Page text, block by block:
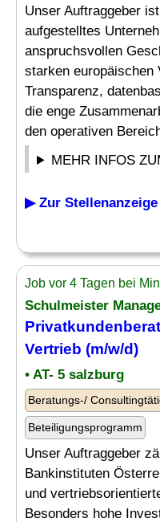
Unser Auftraggeber
aufgestelltes
anspruchsvollen
starken europäischen
Transparenz,
die enge
den operativen
MEHR INFOS
▶ Zur Stellenanzeige
Job vor 4 Tagen bei
Schulmeister
Vertrieb (m/w/d)
• AT- 5 salzburg
Beratungs-/
Beteiligungsprogramm
Unser Auftraggeber
Bankinstituten
und
Besonders hohe